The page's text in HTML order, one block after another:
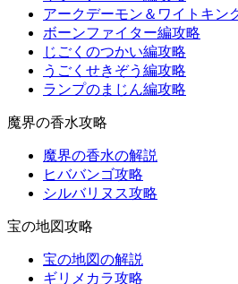
アークデーモン＆ワイトキン
ボーンファイター編攻略
じごくのつかい編攻略
うごくせきぞう編攻略
ランプのまじん編攻略
魔界の香水攻略
魔界の香水の解説
ヒババンゴ攻略
シルバリヌス攻略
宝の地図攻略
宝の地図の解説
ギリメカラ攻略